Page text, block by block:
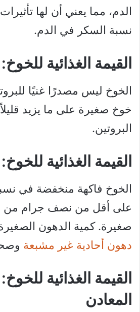
الدم، مما يعني أن لها
نسبة السكر في الدم.
القيمة الغذائية
الخوخ ليس مصدرًا غنيًا
البروتين.
القيمة الغذائية
الخوخ فاكهة منخفضة في
على أقل من نصف جرام من
صغيرة. كمية الدهون
دهون أحادية غير مشبعة
القيمة الغذائية
المعادن